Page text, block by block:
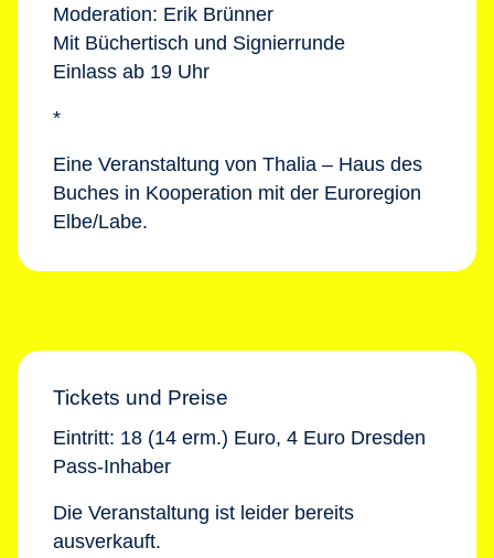
Moderation: Erik Brünner
Mit Büchertisch und Signierrunde
Einlass ab 19 Uhr
*
Eine Veranstaltung von Thalia – Haus des
Buches in Kooperation mit der Euroregion
Elbe/Labe.
Tickets und Preise
Eintritt: 18 (14 erm.) Euro, 4 Euro Dresden
Pass-Inhaber
Die Veranstaltung ist leider bereits
ausverkauft.